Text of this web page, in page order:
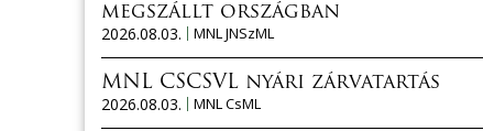
megszállt országban
2026.08.03.
MNL JNSzML
MNL CSCSVL nyári zárvatartás
2026.08.03.
MNL CsML